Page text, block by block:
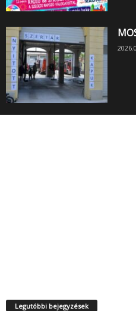
Legutóbbi bejegyzések